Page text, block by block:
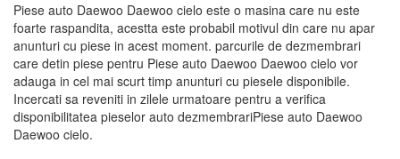
Piese auto Daewoo Daewoo cielo este o masina care nu este
foarte raspandita, acestta este probabil motivul din care nu apar
anunturi cu piese in acest moment. parcurile de dezmembrari
care detin piese pentru Piese auto Daewoo Daewoo cielo vor
adauga in cel mai scurt timp anunturi cu piesele disponibile.
Incercati sa reveniti in zilele urmatoare pentru a verifica
disponibilitatea pieselor auto dezmembrariPiese auto Daewoo
Daewoo cielo.